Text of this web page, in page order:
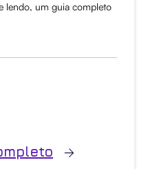
lendo, um guia completo